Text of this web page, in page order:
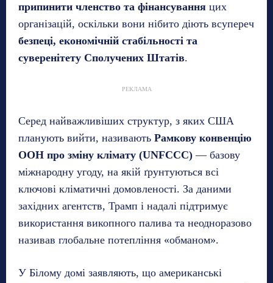
припинити членство та фінансування цих
організацій, оскільки вони нібито діють всупереч
безпеці, економічній стабільності та
суверенітету Сполучених Штатів.
РЕКЛАМА
Серед найважливіших структур, з яких США
планують вийти, називають Рамкову конвенцію
ООН про зміну клімату (UNFCCC) — базову
міжнародну угоду, на якій ґрунтуються всі
ключові кліматичні домовленості. За даними
західних агентств, Трамп і надалі підтримує
використання викопного палива та неодноразово
називав глобальне потепління «обманом».
У Білому домі заявляють, що американські